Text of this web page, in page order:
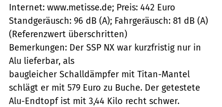
Internet: www.metisse.de; Preis: 442 Euro
Standgeräusch: 96 dB (A); Fahrgeräusch: 81 dB (A)
(Referenzwert überschritten)
Bemerkungen: Der SSP NX war kurzfristig nur in
Alu lieferbar, als
baugleicher Schalldämpfer mit Titan-Mantel
schlägt er mit 579 Euro zu Buche. Der getestete
Alu-Endtopf ist mit 3,44 Kilo recht schwer.